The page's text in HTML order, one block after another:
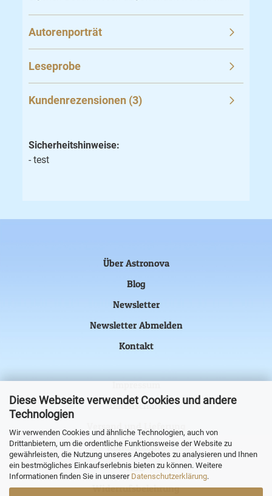
Diese Webseite verwendet Cookies und andere
Technologien
Wir verwenden Cookies und ähnliche Technologien, auch von
Drittanbietern, um die ordentliche Funktionsweise der Website zu
gewährleisten, die Nutzung unseres Angebotes zu analysieren und Ihnen
ein bestmögliches Einkaufserlebnis bieten zu können. Weitere
Informationen finden Sie in unserer Datenschutzerklärung.
Autorenporträt
Leseprobe
Kundenrezensionen (3)
Sicherheitshinweise:
- test
Über Astronova
Blog
Newsletter
Newsletter Abmelden
Kontakt
Impressum
Datenschutz
Versand und Lieferung
Kundenkonto
AGB
Widerrufsbelehrung